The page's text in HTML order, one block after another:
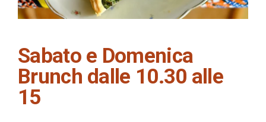
Sabato e Domenica
Brunch dalle 10.30 alle
15